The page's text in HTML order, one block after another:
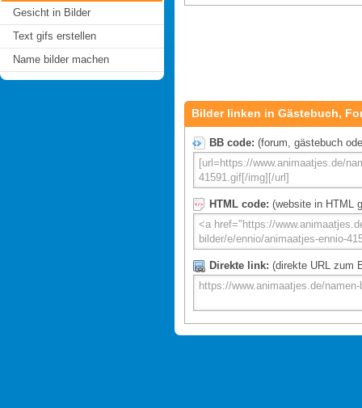
Gesicht in Bilder
Text gifs erstellen
Name bilder machen
Bilder linken in Gästebuch,
BB code: (forum, gästebuch
HTML code: (website in HTML
Direkte link: (direkte URL zum